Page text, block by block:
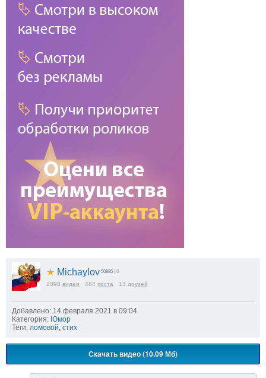
★ Michaylov 50885 | 0
2098 видео 484 поста 13 друзей
Добавлено: 14 февраля 2021 в 09:04
Категория: Юмор
Теги: ломовой стих
Скачать видео (10.09 Мб)